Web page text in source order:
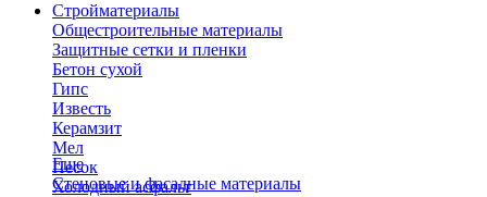
Стройматериалы
Общестроительные материалы
Защитные сетки и пленки
Бетон сухой
Гипс
Известь
Керамзит
Мел
Песок
Холодный асфальт
Еще
Стеновые и фасадные материалы